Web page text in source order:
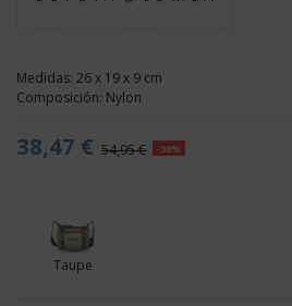
Medidas: 26 x 19 x 9 cm
Composición: Nylon
38,47 € 54,95 € -30%
Taupe